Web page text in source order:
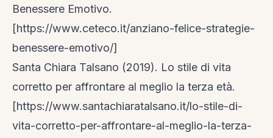
Benessere Emotivo.
[https://www.ceteco.it/anziano-felice-strategie-
benessere-emotivo/]
Santa Chiara Talsano (2019). Lo stile di vita
corretto per affrontare al meglio la terza età.
[https://www.santachiaratalsano.it/lo-stile-di-
vita-corretto-per-affrontare-al-meglio-la-terza-